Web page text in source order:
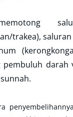
trakea), saluran
pembuluh darah